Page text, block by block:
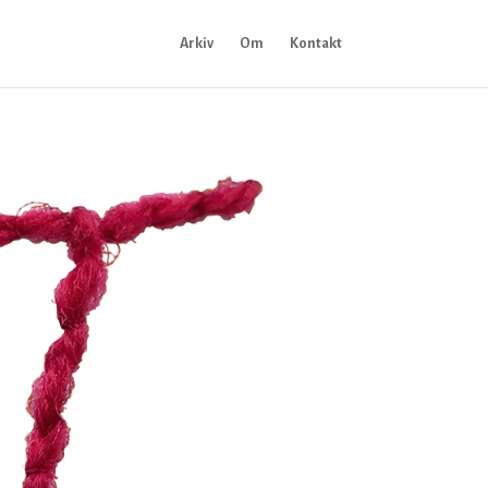
Arkiv Om Kontakt